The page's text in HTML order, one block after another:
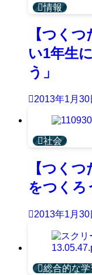
情報
【つく
い1年生
う」
2013年1月30
社会
【つく
をつくろ
2013年1月30
総合的な